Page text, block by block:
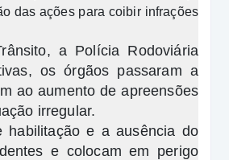
das ações para coibir infrações
a Polícia Rodoviária
os órgãos passaram a
ao aumento de apreensões
irregular.
habilitação e a ausência do
e colocam em perigo